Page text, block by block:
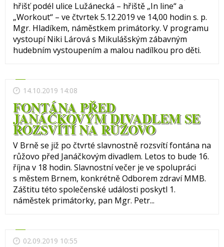
hřišť podél ulice Lužánecká – hřiště „In line“ a
„Workout“ – ve čtvrtek 5.12.2019 ve 14,00 hodin s. p.
Mgr. Hladíkem, náměstkem primátorky. V programu
vystoupí Niki Lárová s Mikulášským zábavným
hudebním vystoupením a malou nadílkou pro děti.
14.10.2019 14:08
FONTÁNA PŘED
JANÁČKOVÝM DIVADLEM SE
ROZSVÍTÍ NA RŮŽOVO
V Brně se již po čtvrté slavnostně rozsvítí fontána na
růžovo před Janáčkovým divadlem. Letos to bude 16.
října v 18 hodin. Slavnostní večer je ve spolupráci
s městem Brnem, konkrétně Odborem zdraví MMB.
Záštitu této společenské události poskytl 1.
náměstek primátorky, pan Mgr. Petr...
02.09.2019 10:55